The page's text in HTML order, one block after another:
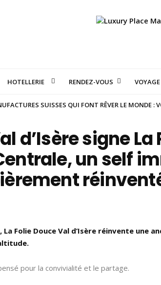
HOTELLERIE RENDEZ-VOUS
SUISSES QUI FONT RÊVER LE MONDE
d’Isère signe La
un self
Folie Douce Val d’Isère réinvente une
pour la convivialité et le partage.